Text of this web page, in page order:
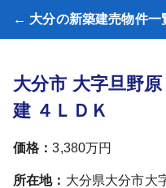
← 大分の新築建売物件一
大分市 大字旦野
建 ４ＬＤＫ
価格：3,380万円
所在地： 大分県大分市大